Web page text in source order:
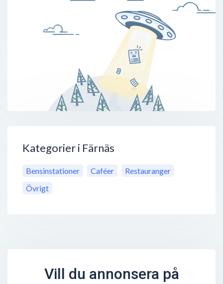
Kategorier i Färnäs
Bensinstationer Caféer
Restauranger
Övrigt
Vill du annonsera på